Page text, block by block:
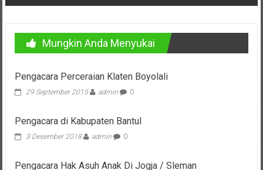
Kulon
Progo,
Jakarta
Pusat,
Tanggerang,
Purworejo,
Mungkin Anda Menyukai
Pengacara Perceraian Klaten Boyolali
29 September 2015 admin 0
Pengacara di Kabupaten Bantul
3 Desember 2018 admin 0
Pengacara Hak Asuh Anak Di Jogja / Sleman